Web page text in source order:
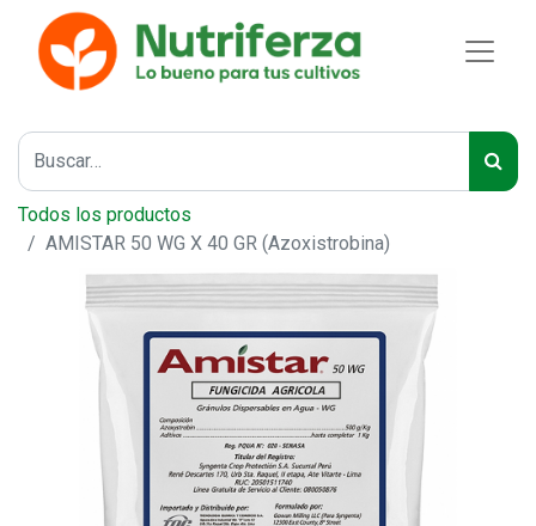
Todos los productos
AMISTAR 50 WG X 40 GR (Azoxistrobina)